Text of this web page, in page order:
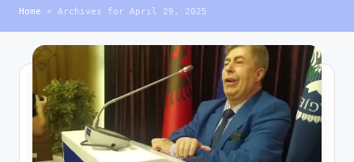
Home » Archives for April 29, 2025